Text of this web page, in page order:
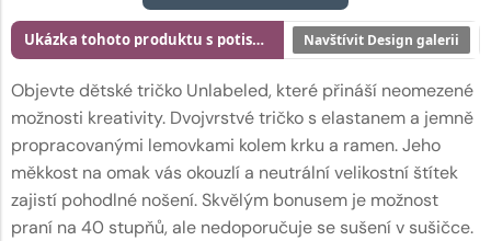
Objevte dětské tričko Unlabeled, které přináší neomezené
možnosti kreativity. Dvojvrstvé tričko s elastanem a jemně
propracovanými lemovkami kolem krku a ramen. Jeho
měkkost na omak vás okouzlí a neutrální velikostní štítek
zajistí pohodlné nošení. Skvělým bonusem je možnost
praní na 40 stupňů, ale nedoporučuje se sušení v sušičce.
Ukázka tohoto produktu s potiskem Navštívit Design galerii